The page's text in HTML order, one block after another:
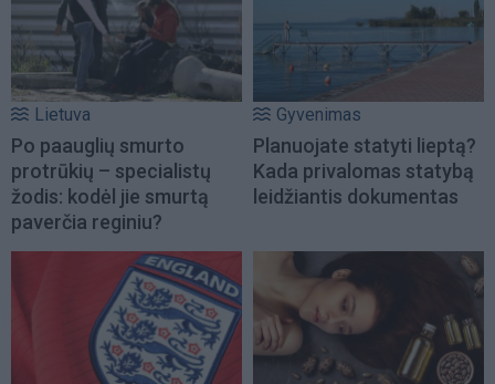
Lietuva
Po paauglių smurto
protrūkių – specialistų
žodis: kodėl jie smurtą
paverčia reginiu?
Gyvenimas
Planuojate statyti lieptą?
Kada privalomas statybą
leidžiantis dokumentas